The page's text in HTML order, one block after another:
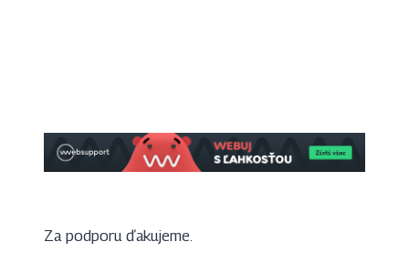
Za podporu ďakujeme.